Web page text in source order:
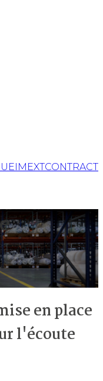
IMEXTCONTRACT
en place
l'écoute